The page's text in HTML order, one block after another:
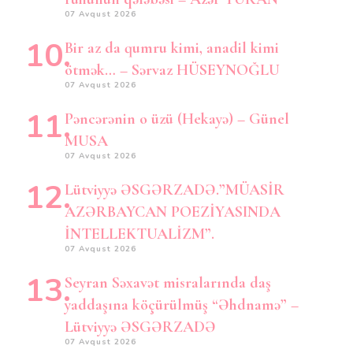
07 Avqust 2026
Bir az da qumru kimi, anadil kimi
ötmək… – Sərvaz HÜSEYNOĞLU
07 Avqust 2026
Pəncərənin o üzü (Hekayə) – Günel
MUSA
07 Avqust 2026
Lütviyyə ƏSGƏRZADƏ.”MÜASİR
AZƏRBAYCAN POEZİYASINDA
İNTELLEKTUALİZM”.
07 Avqust 2026
Seyran Səxavət misralarında daş
yaddaşına köçürülmüş “Əhdnamə” –
Lütviyyə ƏSGƏRZADƏ
07 Avqust 2026